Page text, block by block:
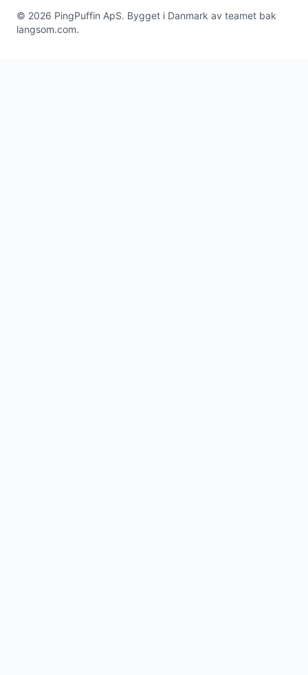
© 2026 PingPuffin ApS. Bygget i Danmark av teamet bak
langsom.com.